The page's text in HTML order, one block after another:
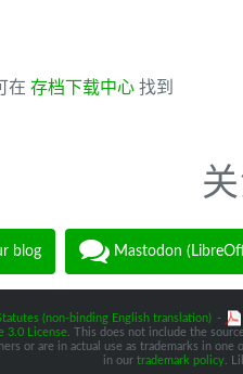
在 存档下载中心 找到
blog Mastodon
(non-binding English translation) -
3.0 License . This does not include the
or are in actual use as trademarks in
in our trademark policy.